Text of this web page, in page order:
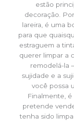
estão
decoração.
lareira, é uma
para que
estraguem a
querer limpar a
remodelá-la
sujidade e a
você possa
Finalmente, é
pretende
tenha sido